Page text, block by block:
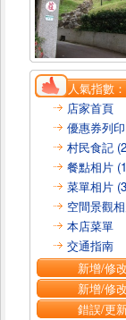
人氣指數：
店家首頁
優惠券列印
村民食記
餐點相片
菜單相片
空間景觀
本店菜單
交通指南
新增/修
新增/修
錯誤/更